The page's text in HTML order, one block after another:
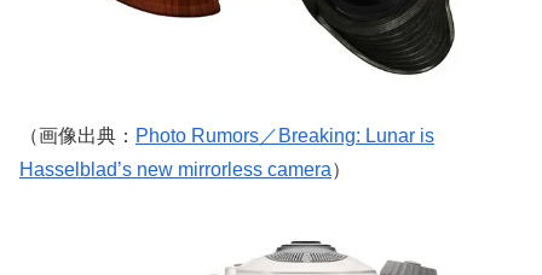
（画像出典： Photo Rumors／Breaking: Lunar is
Hasselblad’s new mirrorless camera）